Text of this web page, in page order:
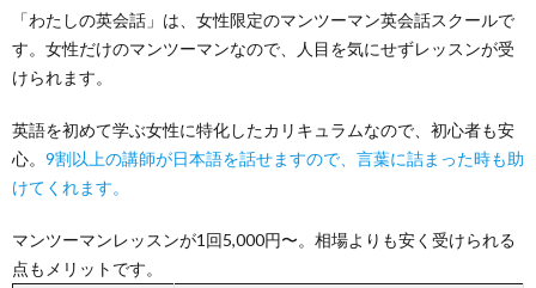
「わたしの英会話」は、女性限定のマンツーマン英会話スクールで
す。女性だけのマンツーマンなので、人目を気にせずレッスンが受
けられます。
英語を初めて学ぶ女性に特化したカリキュラムなので、初心者も安
心。 9割以上の講師が日本語を話せますので、言葉に詰まった時も助
けてくれます。
マンツーマンレッスンが1回5,000円〜。相場よりも安く受けられる
点もメリットです。